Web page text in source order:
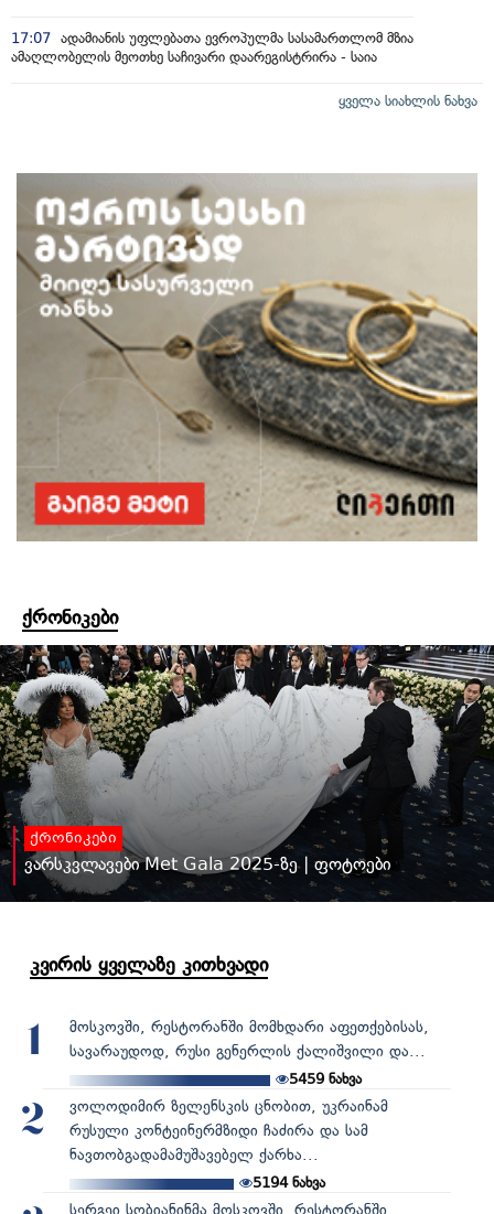
17:07 ადამიანის უფლებათა ევროპულმა სასამართლომ მზია
ამაღლობელის მეოთხე საჩივარი დაარეგისტრირა - საია
ყველა სიახლის ნახვა
ქრონიკები
ქრონიკები
ვარსკვლავები Met Gala 2025-ზე | ფოტოები
კვირის ყველაზე კითხვადი
1
მოსკოვში, რესტორანში მომხდარი აფეთქებისას,
სავარაუდოდ, რუსი გენერლის ქალიშვილი და...
5459 ნახვა
2
ვოლოდიმირ ზელენსკის ცნობით, უკრაინამ
რუსული კონტეინერმზიდი ჩაძირა და სამ
ნავთობგადამამუშავებელ ქარხა...
5194ნახვა
სერგეი სობიანინმა მოსკოვში, რესტორანში